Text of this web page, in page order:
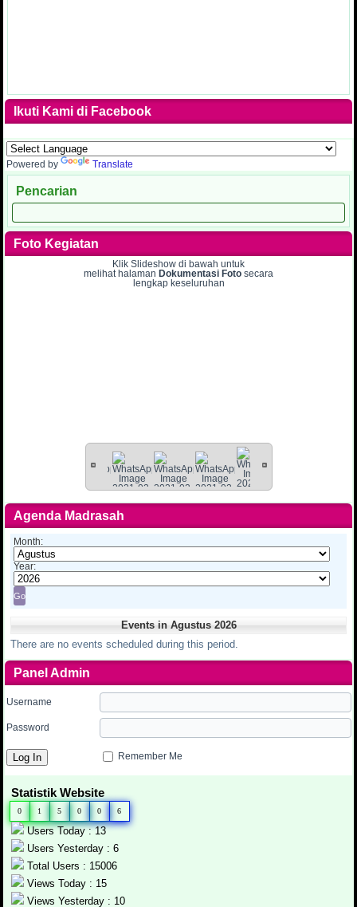
Ikuti Kami di Facebook
Powered by Translate
Pencarian
Foto Kegiatan
Klik Slideshow di bawah untuk
melihat halaman Dokumentasi Foto secara
lengkap keseluruhan
Agenda Madrasah
Month:
Year:
Events in Agustus 2026
There are no events scheduled during this period.
Panel Admin
Username
Password
Remember Me
Statistik Website
0 1 5 0 0 6
Users Today : 13
Users Yesterday : 6
Total Users : 15006
Views Today : 15
Views Yesterday : 10